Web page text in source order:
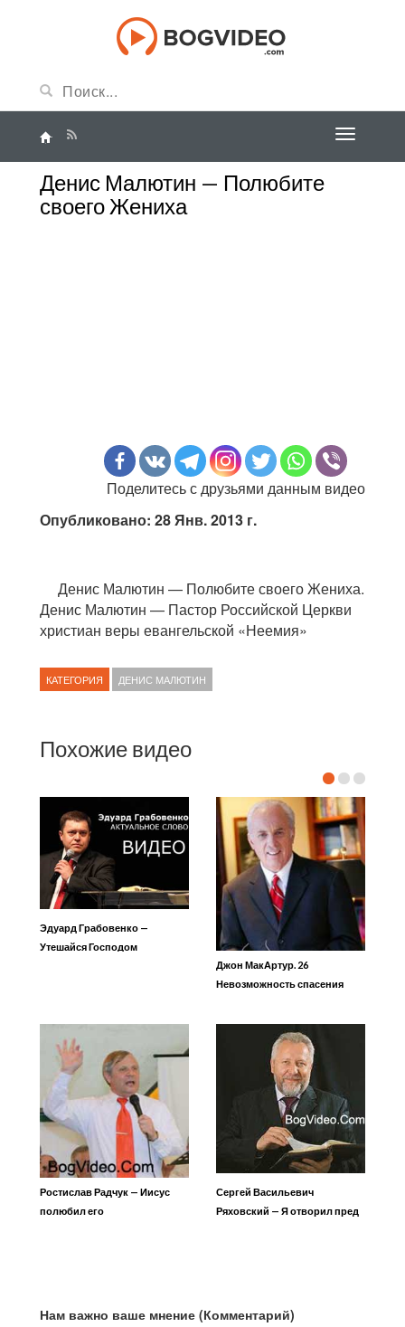
Денис Малютин — Полюбите
своего Жениха
Поделитесь с друзьями данным видео
Опубликовано: 28 Янв. 2013 г.
Денис Малютин — Полюбите своего Жениха.
Денис Малютин — Пастор Российской Церкви
христиан веры евангельской «Неемия»
КАТЕГОРИЯ ДЕНИС МАЛЮТИН
Похожие видео
Эдуард Грабовенко —
Утешайся Господом
Джон МакАртур. 26
Невозможность спасения
Ростислав Радчук — Иисус
полюбил его
Сергей Васильевич
Ряховский — Я отворил пред
Нам важно ваше мнение (Комментарий)